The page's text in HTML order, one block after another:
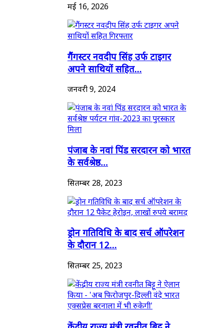
मई 16, 2026
गैंगस्टर नवदीप सिंह उर्फ टाइगर
अपने साथियों सहित...
जनवरी 9, 2024
पंजाब के नवां पिंड सरदारन को भारत
के सर्वश्रेष्ठ...
सितम्बर 28, 2023
ड्रोन गतिविधि के बाद सर्च ऑपरेशन
के दौरान 12...
सितम्बर 25, 2023